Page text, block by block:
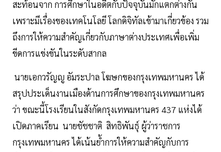
สะท้อนจาก การศึกษาในอดีตกับปัจจุบันมักแตกต่างกัน
เพราะมีเรื่องของเทคโนโลยี โลกดิจิทัลเข้ามาเกี่ยวข้อง รวม
ถึงการให้ความสำคัญเกี่ยวกับภาษาต่างประเทศเพื่อเพิ่ม
ขีดการแข่งขันในระดับสากล
นายเอกวรัญญู อัมระปาล โฆษกของกรุงเทพมหานคร ได้
สรุปประเด็นงานเมืองด้านการศึกษาของกรุงเทพมหานคร
ว่า ขณะนี้โรงเรียนในสังกัดกรุงเทพมหานคร 437 แห่งได้
เปิดภาคเรียน นายชัชชาติ สิทธิพันธุ์ ผู้ว่าราชการ
กรุงเทพมหานคร ได้เน้นย้ำการให้ความสำคัญกับการ